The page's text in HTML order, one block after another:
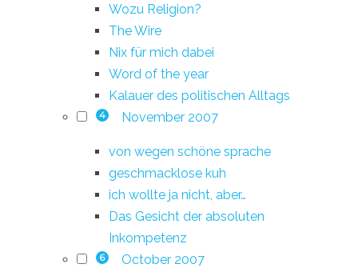
Wozu Religion?
The Wire
Nix für mich dabei
Word of the year
Kalauer des politischen Alltags
4 November 2007
von wegen schöne sprache
geschmacklose kuh
ich wollte ja nicht, aber…
Das Gesicht der absoluten
Inkompetenz
6 October 2007